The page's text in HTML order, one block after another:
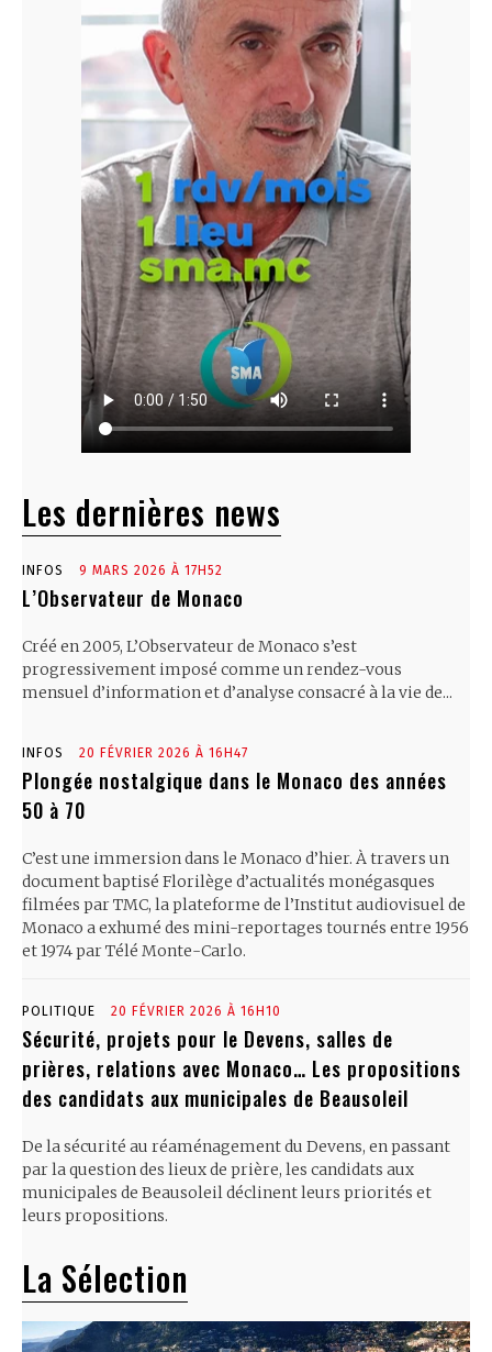
Les dernières news
INFOS 9 MARS 2026 À 17H52
L’Observateur de Monaco
Créé en 2005, L’Observateur de Monaco s’est
progressivement imposé comme un rendez-vous
mensuel d’information et d’analyse consacré à la vie de...
INFOS 20 FÉVRIER 2026 À 16H47
Plongée nostalgique dans le Monaco des années
50 à 70
C’est une immersion dans le Monaco d’hier. À travers un
document baptisé Florilège d’actualités monégasques
filmées par TMC, la plateforme de l’Institut audiovisuel de
Monaco a exhumé des mini-reportages tournés entre 1956
et 1974 par Télé Monte-Carlo.
POLITIQUE 20 FÉVRIER 2026 À 16H10
Sécurité, projets pour le Devens, salles de
prières, relations avec Monaco… Les propositions
des candidats aux municipales de Beausoleil
De la sécurité au réaménagement du Devens, en passant
par la question des lieux de prière, les candidats aux
municipales de Beausoleil déclinent leurs priorités et
leurs propositions.
La Sélection